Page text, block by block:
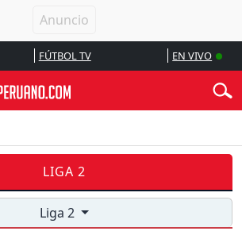
FÚTBOL TV EN VIVO
LIGA 2
Liga 2